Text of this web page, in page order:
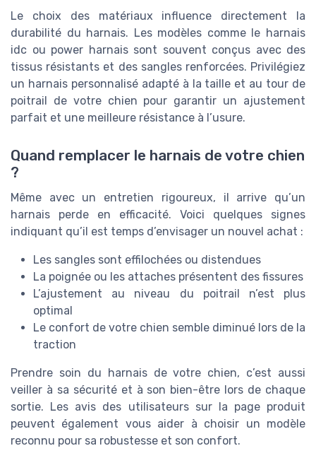
Le choix des matériaux influence directement la
durabilité du harnais. Les modèles comme le harnais
idc ou power harnais sont souvent conçus avec des
tissus résistants et des sangles renforcées. Privilégiez
un harnais personnalisé adapté à la taille et au tour de
poitrail de votre chien pour garantir un ajustement
parfait et une meilleure résistance à l’usure.
Quand remplacer le harnais de votre chien
?
Même avec un entretien rigoureux, il arrive qu’un
harnais perde en efficacité. Voici quelques signes
indiquant qu’il est temps d’envisager un nouvel achat :
Les sangles sont effilochées ou distendues
La poignée ou les attaches présentent des fissures
L’ajustement au niveau du poitrail n’est plus
optimal
Le confort de votre chien semble diminué lors de la
traction
Prendre soin du harnais de votre chien, c’est aussi
veiller à sa sécurité et à son bien-être lors de chaque
sortie. Les avis des utilisateurs sur la page produit
peuvent également vous aider à choisir un modèle
reconnu pour sa robustesse et son confort.